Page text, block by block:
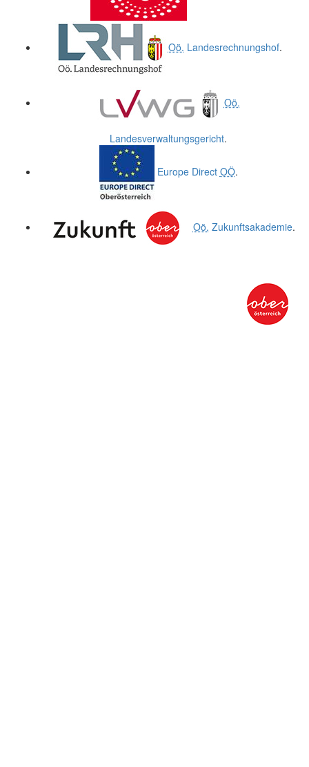
Oö. Landesrechnungshof.
Oö.
Landesverwaltungsgericht.
Europe Direct OÖ.
Oö. Zukunftsakademie.